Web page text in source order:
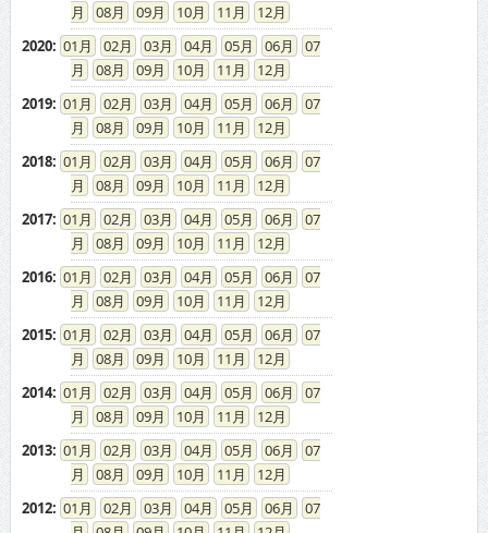
08
09 10 11
12
2020: 01 02 03 04 05 06
07
08
09 10 11
12
2019: 01 02 03 04 05 06
07
08
09 10 11
12
2018: 01 02 03 04 05 06
07
08
09 10 11
12
2017: 01 02 03 04 05 06
07
08
09 10 11
12
2016: 01 02 03 04 05 06
07
08
09 10 11
12
2015: 01 02 03 04 05 06
07
08
09 10 11
12
2014: 01 02 03 04 05 06
07
08
09 10 11
12
2013: 01 02 03 04 05 06
07
08
09 10 11
12
2012: 01 02 03 04 05 06
07